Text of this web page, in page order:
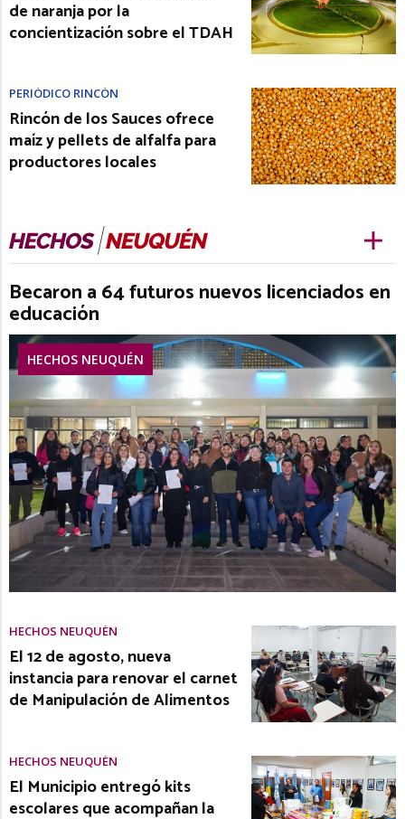
de naranja por la
concientización sobre el TDAH
PERIÓDICO RINCÓN
Rincón de los Sauces ofrece
maíz y pellets de alfalfa para
productores locales
Becaron a 64 futuros nuevos licenciados en
educación
HECHOS NEUQUÉN
HECHOS NEUQUÉN
El 12 de agosto, nueva
instancia para renovar el carnet
de Manipulación de Alimentos
HECHOS NEUQUÉN
El Municipio entregó kits
escolares que acompañan la